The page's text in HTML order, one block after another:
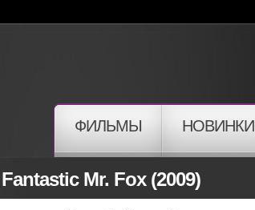
ФИЛЬМЫ НОВИНКИ
Mr. Fox (2009)